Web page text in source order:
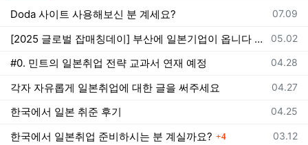
등록일
07.09
Doda 사이트 사용해보신 분 계세요?
등록일
05.02
[2025 글로벌 잡매칭데이] 부산에 일본기업이 옵니다 ✈️ *일본기업 채용면접 기회有
등록일
04.28
#0. 민트의 일본취업 전략 교과서 연재 예정
등록일
04.27
각자 자유롭게 일본취업에 대한 글을 써주세요
등록일
04.25
한국에서 일본 취준 후기
등록일
03.12
한국에서 일본취업 준비하시는 분 계실까요? 4